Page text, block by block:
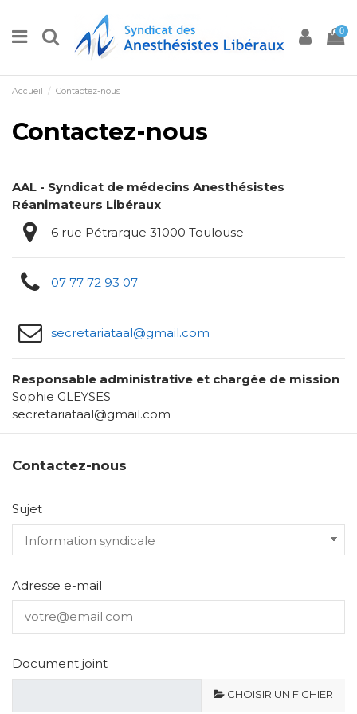
0
Accueil Contactez-nous
Contactez-nous
AAL - Syndicat de médecins Anesthésistes
Réanimateurs Libéraux
6 rue Pétrarque 31000 Toulouse
07 77 72 93 07
secretariataal@gmail.com
Responsable administrative et chargée de mission
Sophie GLEYSES
secretariataal@gmail.com
Contactez-nous
Sujet
Adresse e-mail
Document joint
CHOISIR UN FICHIER